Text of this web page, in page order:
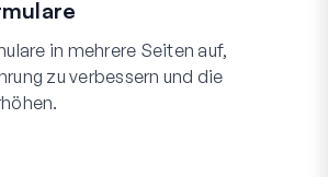
in mehrere Seiten auf,
zu verbessern und die